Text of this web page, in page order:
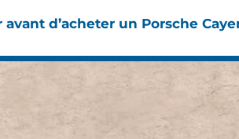
avant d’acheter un Porsche